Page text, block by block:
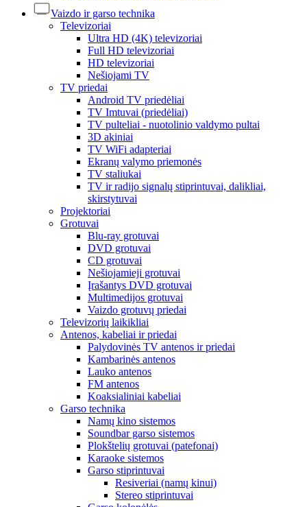
Vaizdo ir garso technika
Televizoriai
Ultra HD (4K) televizoriai
Full HD televizoriai
HD televizoriai
Nešiojami TV
TV priedai
Android TV priedėliai
TV Imtuvai (priedėliai)
TV pulteliai - nuotolinio valdymo pultai
3D akiniai
TV WiFi adapteriai
Ekranų valymo priemonės
TV staliukai
TV ir radijo signalų stiprintuvai, dalikliai,
skirstytuvai
Projektoriai
Grotuvai
Blu-ray grotuvai
DVD grotuvai
CD grotuvai
Nešiojamieji grotuvai
Įrašantys DVD grotuvai
Multimedijos grotuvai
Vaizdo grotuvų priedai
Televizorių laikikliai
Antenos, kabeliai ir priedai
Palydovinės TV antenos ir priedai
Kambarinės antenos
Lauko antenos
FM antenos
Koaksialiniai kabeliai
Garso technika
Namų kino sistemos
Soundbar garso sistemos
Plokštelių grotuvai (patefonai)
Karaoke sistemos
Garso stiprintuvai
Resiveriai (namų kinui)
Stereo stiprintuvai